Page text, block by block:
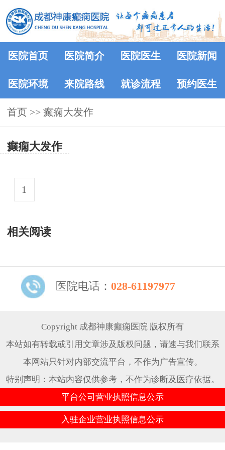
医院首页 医院简介 医院医生 医院新闻
医院环境 来院路线 就诊流程 预约医生
首页 >> 癫痫大发作
癫痫大发作
1
相关阅读
医院电话： 028-61197977
Copyright 成都神康癫痫医院 版权所有
本站如有转载或引用文章涉及版权问题，请速与我们联系
本网站只针对内部交流平台，不作为广告宣传。
特别声明：本站内容仅供参考，不作为诊断及医疗依据。
平台公司营业执照信息公示
入驻企业营业执照信息公示